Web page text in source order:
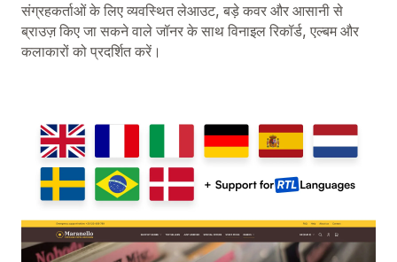
संग्रहकर्ताओं के लिए व्यवस्थित लेआउट, बड़े कवर और आसानी से
ब्राउज़ किए जा सकने वाले जॉनर के साथ विनाइल रिकॉर्ड, एल्बम और
कलाकारों को प्रदर्शित करें।